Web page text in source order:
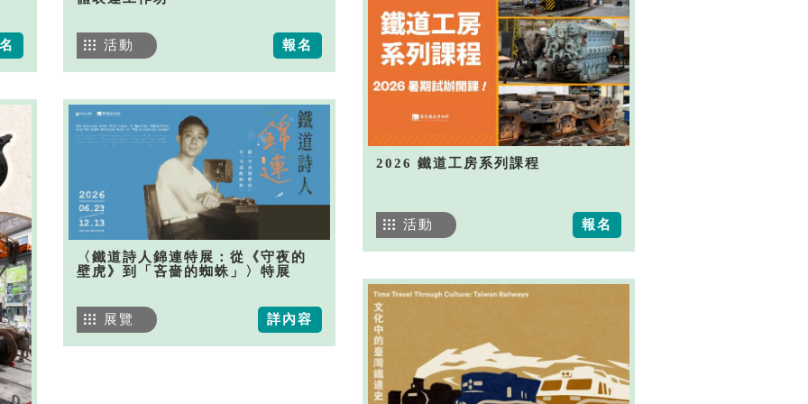
報名
活動
2026 鐵道工房系列課程
報名
活動
〈鐵道詩人錦連特展：從《守夜的
壁虎》到「吝嗇的蜘蛛」〉特展
詳內容
展覽